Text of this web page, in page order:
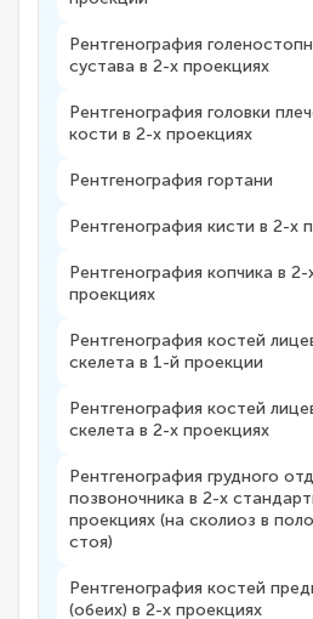
Рентгенография
сустава в 2-х проекциях
Рентгенография головки
кости в 2-х проекциях
Рентгенография гортани
Рентгенография кисти в 2-х
Рентгенография копчика в 2-
проекциях
Рентгенография костей
скелета в 1-й проекции
Рентгенография костей
скелета в 2-х проекциях
Рентгенография грудного
позвоночника в 2-х
проекциях (на сколиоз в
стоя)
Рентгенография костей
(обеих) в 2-х проекциях